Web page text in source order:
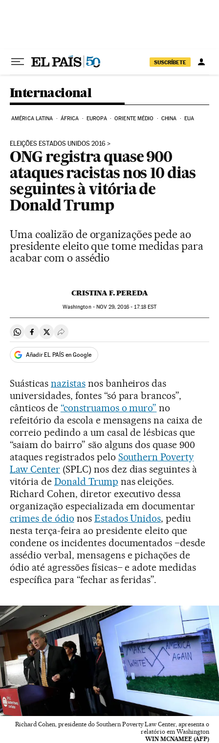
SUSCRÍBETE
Internacional
AMÉRICA LATINA ÁFRICA EUROPA ORIENTE MÉDIO CHINA EUA
ELEIÇÕES ESTADOS UNIDOS 2016
ONG registra quase 900
ataques racistas nos 10 dias
seguintes à vitória de
Donald Trump
Uma coalizão de organizações pede ao
presidente eleito que tome medidas para
acabar com o assédio
CRISTINA F. PEREDA
Washington - NOV 29, 2016 - 17:18EST
Compartir en Whatsapp
Compartir en Facebook
Compartir en Twitter
Desplegar Redes Sociales
Añadir EL PAÍS en Google
Suásticas nazistasnos banheiros das
universidades, fontes “só para brancos”,
cânticos de “construamos o muro” no
refeitório da escola e mensagens na caixa de
correio pedindo a um casal de lésbicas que
“saiam do bairro” são alguns dos quase 900
ataques registrados pelo Southern Poverty
Law Center(SPLC) nos dez dias seguintes à
vitória de Donald Trump nas eleições.
Richard Cohen, diretor executivo dessa
organização especializada em documentar
crimes de ódio nos Estados Unidos, pediu
nesta terça-feira ao presidente eleito que
condene os incidentes documentados –desde
assédio verbal, mensagens e pichações de
ódio até agressões físicas– e adote medidas
específica para “fechar as feridas”.
Richard Cohen, presidente do Southern Poverty Law Center, apresenta o
relatório em Washington
WIN MCNAMEE (AFP)